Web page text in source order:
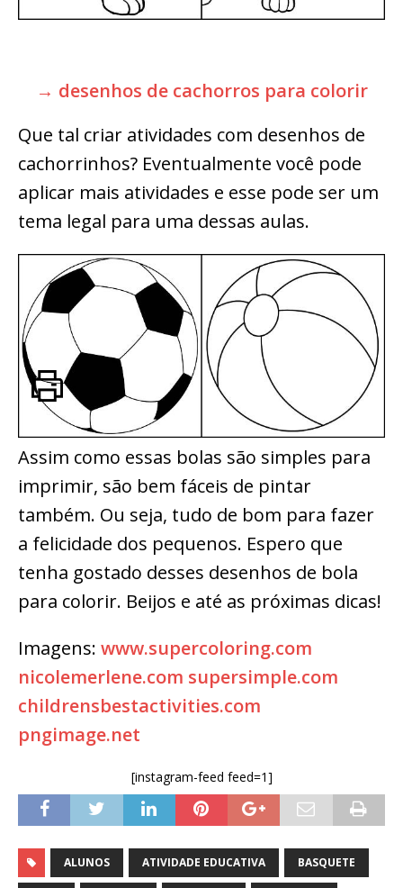
→ desenhos de cachorros para colorir
Que tal criar atividades com desenhos de
cachorrinhos? Eventualmente você pode
aplicar mais atividades e esse pode ser um
tema legal para uma dessas aulas.
Assim como essas bolas são simples para
imprimir, são bem fáceis de pintar
também. Ou seja, tudo de bom para fazer
a felicidade dos pequenos. Espero que
tenha gostado desses desenhos de bola
para colorir. Beijos e até as próximas dicas!
Imagens: www.supercoloring.com
nicolemerlene.com supersimple.com
childrensbestactivities.com
pngimage.net
[instagram-feed feed=1]
ALUNOS ATIVIDADE EDUCATIVA BASQUETE